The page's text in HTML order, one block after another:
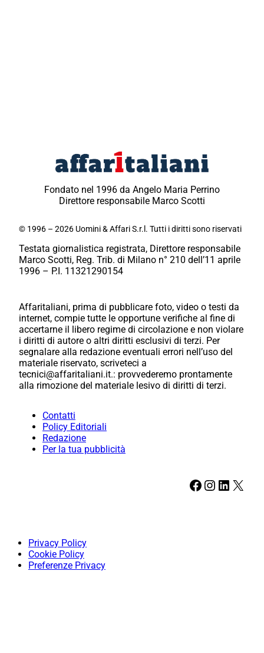
Fondato nel 1996 da Angelo Maria Perrino
Direttore responsabile Marco Scotti
© 1996 – 2026 Uomini & Affari S.r.l. Tutti i diritti sono riservati
Testata giornalistica registrata, Direttore responsabile
Marco Scotti, Reg. Trib. di Milano n° 210 dell’11 aprile
1996 – P.I. 11321290154
Affaritaliani, prima di pubblicare foto, video o testi da
internet, compie tutte le opportune verifiche al fine di
accertarne il libero regime di circolazione e non violare
i diritti di autore o altri diritti esclusivi di terzi. Per
segnalare alla redazione eventuali errori nell’uso del
materiale riservato, scriveteci a
tecnici@affaritaliani.it.: provvederemo prontamente
alla rimozione del materiale lesivo di diritti di terzi.
Contatti
Policy Editoriali
Redazione
Per la tua pubblicità
Facebook Instagram LinkedIn X
Privacy Policy
Cookie Policy
Preferenze Privacy